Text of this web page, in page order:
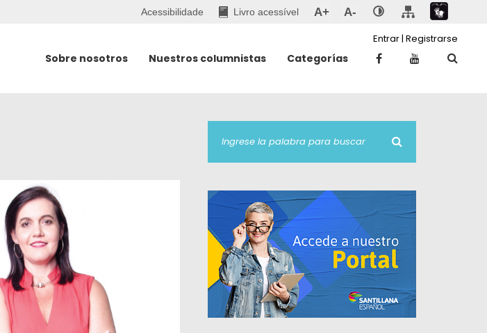
Acessibilidade Livro acessível A+ A-
Sobre nosotros Nuestros columnistas Categorías
Entrar| Registrarse